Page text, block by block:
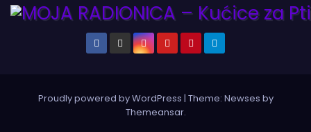
Proudly powered by WordPress | Theme: Newses by
Themeansar.